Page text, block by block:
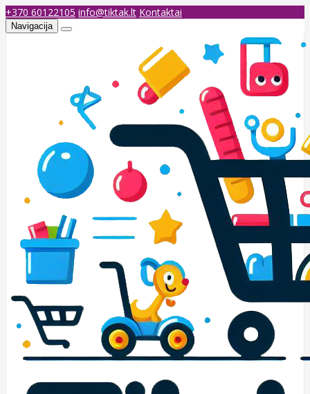
+370 60122105 info@tiktak.lt Kontaktai
Navigacija